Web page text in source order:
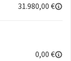
31.980,00 €
0,00 €